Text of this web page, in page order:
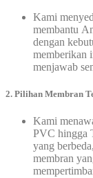
Kami
membantu
dengan
memberikan
menjawab
2. Pilihan Membran
Kami
PVC hingga
yang
membran